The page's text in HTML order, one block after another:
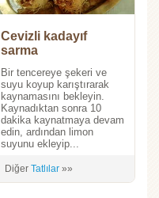
Cevizli kadayıf
sarma
Bir tencereye şekeri ve
suyu koyup karıştırarak
kaynamasını bekleyin.
Kaynadıktan sonra 10
dakika kaynatmaya devam
edin, ardından limon
suyunu ekleyip...
Diğer Tatlılar»»